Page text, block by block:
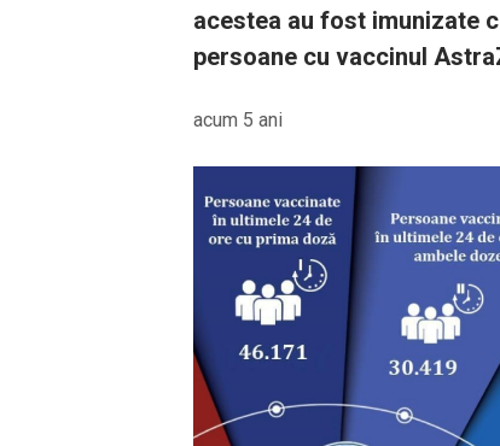
acestea au fost imunizate
persoane cu vaccinul
acum 5 ani